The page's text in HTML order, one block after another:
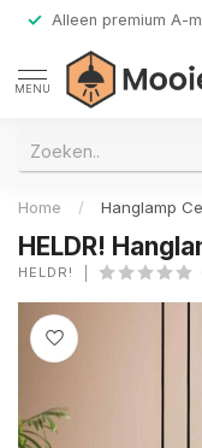
Alleen premium A-
MENU
Home / Hanglamp
HELDR!
HELDR!